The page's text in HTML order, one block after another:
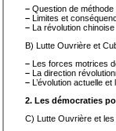
– Question de méthode
– Limites et
– La révolution
B) Lutte Ouvrière et
– Les forces motrices
– La direction
– L’évolution actuelle
2. Les démocraties
C) Lutte Ouvrière et